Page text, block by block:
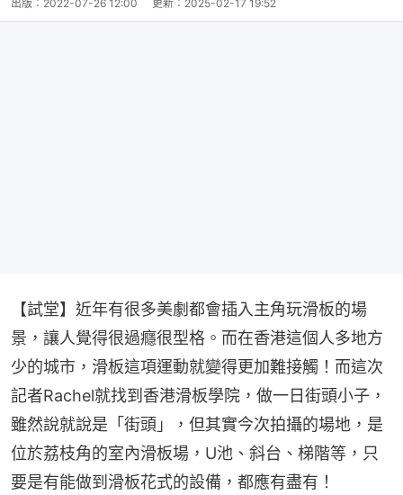
出版： 2022-07-26 12:00 更新： 2025-02-17 19:52
【試堂】近年有很多美劇都會插入主角玩滑板的場
景，讓人覺得很過癮很型格。而在香港這個人多地方
少的城市，滑板這項運動就變得更加難接觸！而這次
記者Rachel就找到香港滑板學院，做一日街頭小子，
雖然說就說是「街頭」，但其實今次拍攝的場地，是
位於荔枝角的室內滑板場，U池、斜台、梯階等，只
要是有能做到滑板花式的設備，都應有盡有！